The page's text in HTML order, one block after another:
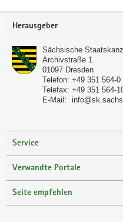
Footer-
Herausgeber
Sächsische
Archivstraße 1
01097 Dresden
Telefon: +49 351 564-0
Telefax: +49 351 564-
E-Mail:
Service
Verwandte Portale
Seite empfehlen